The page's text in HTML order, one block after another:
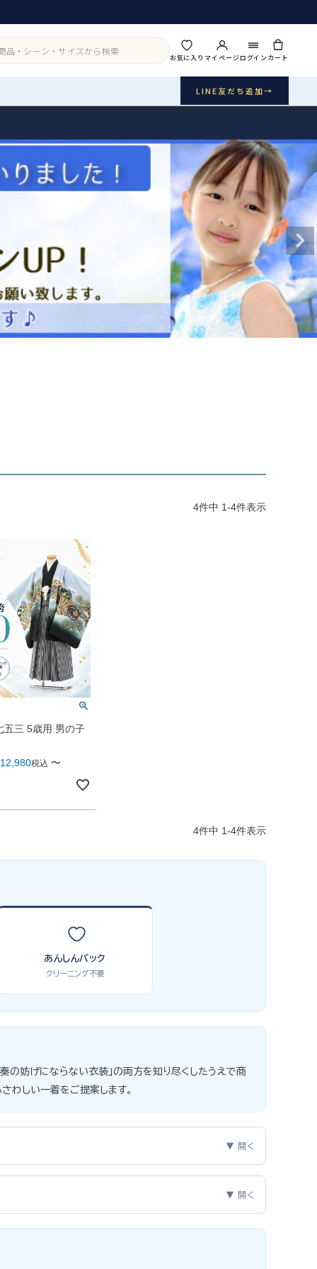
お気に入りマイページログインカート
LINE友だち追加→
アウター インナー・パニエ
ジュエリー 音楽雑貨
Buy & Support ご購入・サポート
08 送料・お支払い
送料・決済方法
09 お問い合わせ
電話・メール・LINE
4件中 1-4件表示
五三 5歳用 男の子
12,980税込 〜
4件中 1-4件表示
あんしんパック
クリーニング不要
の妨げにならない衣装」の両方を知り尽くしたうえで商
わしい一着をご提案します。
▼ 開く
つのポイントをご紹介します。
なく選べるのが最大のメリット。胸囲・身丈の正しい測り
▼ 開く